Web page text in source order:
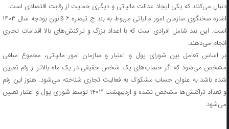
دنبال می‌کنند که یکی ایجاد عدالت مالیاتی و دیگری حمایت از رقابت اقتصادی است.
اشاره سخنگوی سازمان امور مالیاتی مربوط به بند ج تبصره ۶ قانون بودجه سال ۱۴۰۳
است. این بند شامل افرادی است که با اعداد بزرگ و تراکنش‌های بالا اقدامات تجاری
انجام می‌دهند.
بر اساس تعامل بین شورای پول و اعتبار و سازمان امور مالیاتی، مجموع مبلغی
مشخص می‌شود که اگر حساب‌های یک شخص حقیقی در یک ماه بالاتر از رقم تعیین
شده باشد به عنوان حساب مشکوک به فعالیت تجاری شناخته می‌شود. هنوز این رقم
و تعداد تراکنش‌ها مشخص نشده و اردیبهشت ۱۴۰۳ توسط شورای پول و اعتبار تعیین
می‌شود.